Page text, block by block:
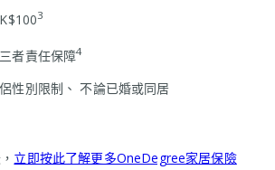
3
者責任保障4
性別限制、 不論已婚或同居
立即按此了解更多OneDegree家居保險